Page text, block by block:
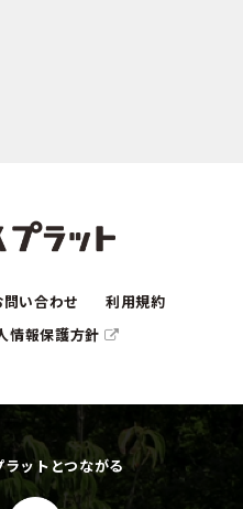
問い合わせ
利用規約
情報保護方針
ットとつながる